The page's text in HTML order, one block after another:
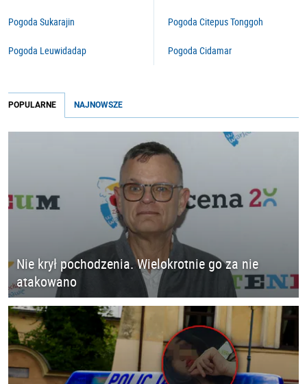
Pogoda Sukarajin
Pogoda Leuwidadap
Pogoda Citepus Tonggoh
Pogoda Cidamar
POPULARNE NAJNOWSZE
Nie krył pochodzenia. Wielokrotnie go za nie
atakowano